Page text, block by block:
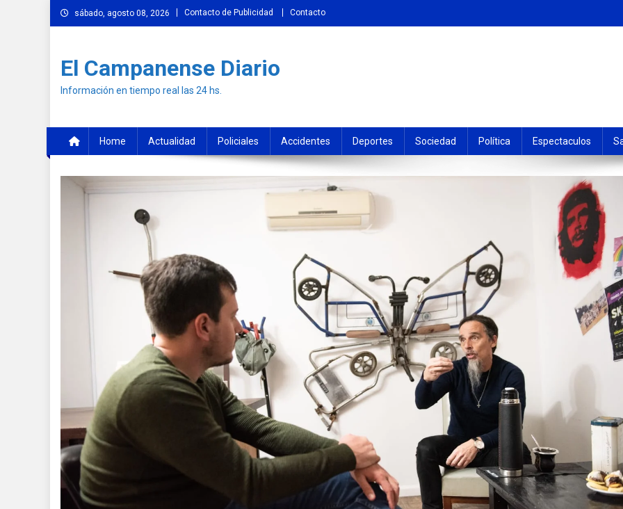
Skip
to
sábado, agosto 08, 2026 Contacto de Publicidad Contacto
El Campanense Diario
Información en tiempo real las 24 hs.
Home Actualidad Policiales Accidentes Deportes Sociedad Política Espectaculos